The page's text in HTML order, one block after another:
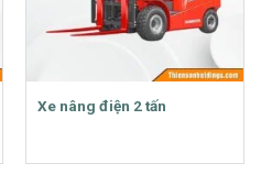
Xe nâng điện 2 tấn